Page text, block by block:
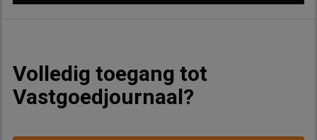
Volledig toegang tot
Vastgoedjournaal?